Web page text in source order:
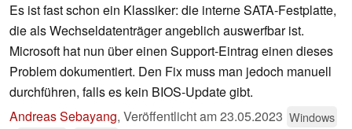
Es ist fast schon ein Klassiker: die interne SATA-Festplatte,
die als Wechseldatenträger angeblich auswerfbar ist.
Microsoft hat nun über einen Support-Eintrag einen dieses
Problem dokumentiert. Den Fix muss man jedoch manuell
durchführen, falls es kein BIOS-Update gibt.
Andreas Sebayang, Veröffentlicht am23.05.2023 Windows